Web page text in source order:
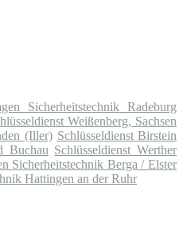
Sicherheitstechnik Radeburg
Weißenberg, Sachsen
(Iller) Schlüsseldienst Birstein
Buchau Schlüsseldienst Werther
Sicherheitstechnik Berga / Elster
Hattingen an der Ruhr